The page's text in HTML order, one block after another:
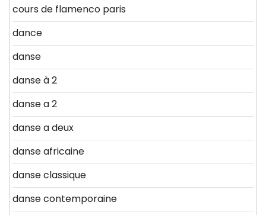
cours de flamenco paris
dance
danse
danse à 2
danse a 2
danse a deux
danse africaine
danse classique
danse contemporaine